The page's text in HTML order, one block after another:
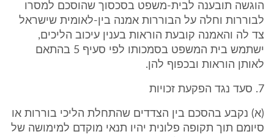
הוגשה תובענה לבית-משפט בסכסוך שהוסכם למסרו
לבוררות וחלה על הבוררות אמנה בין-לאומית שישראל
צד לה והאמנה קובעת הוראות בענין עיכוב הליכים,
ישתמש בית המשפט בסמכותו לפי סעיף 5 בהתאם
לאותן הוראות ובכפוף להן.
7. סעד נגד הפקעת זכויות
(א) נקבע בהסכם בין הצדדים שהתחלת הליכי בוררות או
סיומם תוך תקופה פלונית יהיו תנאי מוקדם למימושה של